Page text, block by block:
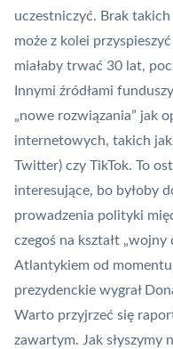
uczestniczyć. Brak
może z kolei
miałaby trwać 30 lat,
Innymi źródłami
„nowe rozwiązania” jak
internetowych, takich jak
Twitter) czy TikTok. To
interesujące, bo byłoby
prowadzenia polityki
czegoś na kształt „wojny
Atlantykiem od
prezydenckie wygrał
Warto przyjrzeć się
zawartym. Jak słyszymy